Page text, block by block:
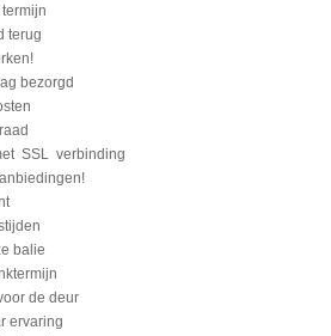
terug
bezorgd
SSL verbinding
balie
de deur
ervaring